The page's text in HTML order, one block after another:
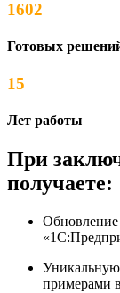
1602
Готовых
15
Лет работы
При
получаете:
примерами